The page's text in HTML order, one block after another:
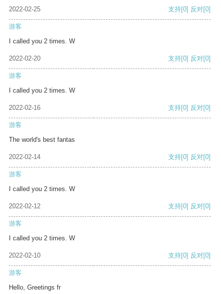
2022-02-25 支持[0] 反对[0]
游客
I called you 2 times. W
2022-02-20 支持[0] 反对[0]
游客
I called you 2 times. W
2022-02-16 支持[0] 反对[0]
游客
The world's best fantas
2022-02-14 支持[0] 反对[0]
游客
I called you 2 times. W
2022-02-12 支持[0] 反对[0]
游客
I called you 2 times. W
2022-02-10 支持[0] 反对[0]
游客
Hello, Greetings fr